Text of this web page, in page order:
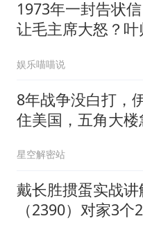
1973年一封告状
让毛主席大怒？叶
娱乐喵喵说
8年战争没白打，
住美国，五角大楼
星空解密站
戴长胜掼蛋实战讲
（2390）对家3个